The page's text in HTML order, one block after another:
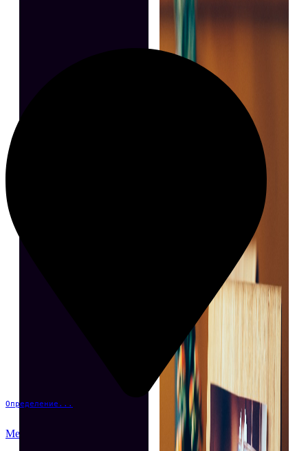
Определение...
Меню